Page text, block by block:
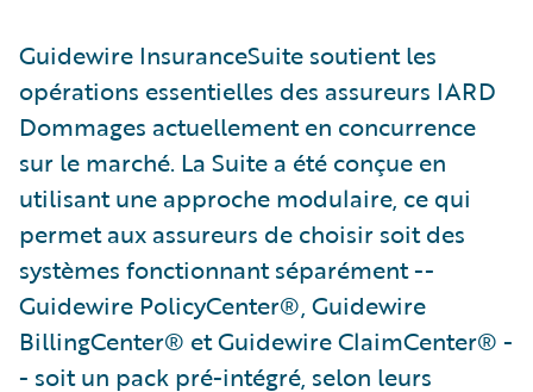
Guidewire InsuranceSuite soutient les
opérations essentielles des assureurs IARD
Dommages actuellement en concurrence
sur le marché. La Suite a été conçue en
utilisant une approche modulaire, ce qui
permet aux assureurs de choisir soit des
systèmes fonctionnant séparément --
Guidewire PolicyCenter®, Guidewire
BillingCenter® et Guidewire ClaimCenter® -
- soit un pack pré-intégré, selon leurs